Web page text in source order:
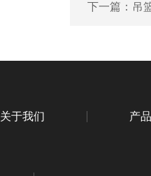
下一篇： 吊
关于我们 产